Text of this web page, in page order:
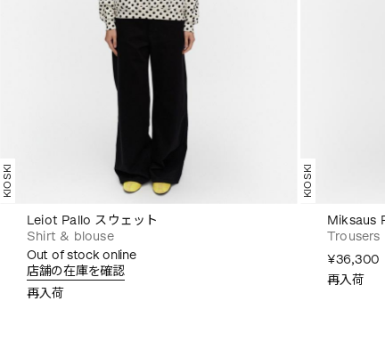
KIOSKI
Leiot Pallo スウェット
Shirt & blouse
Out of stock online
店舗の在庫を確認
再入荷
KIOSKI
Miksaus
Trousers
¥36,300
再入荷